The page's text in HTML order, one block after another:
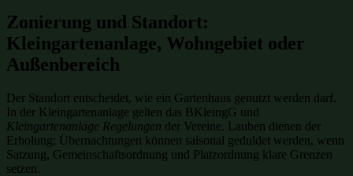
Zonierung und Standort:
Kleingartenanlage, Wohngebiet oder
Außenbereich
Der Standort entscheidet, wie ein Gartenhaus genutzt werden darf.
In der Kleingartenanlage gelten das BKleingG und
Kleingartenanlage Regelungen der Vereine. Lauben dienen der
Erholung; Übernachtungen können saisonal geduldet werden, wenn
Satzung, Gemeinschaftsordnung und Platzordnung klare Grenzen
setzen.